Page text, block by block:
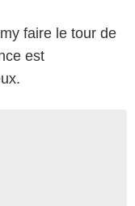
faire le tour de
est